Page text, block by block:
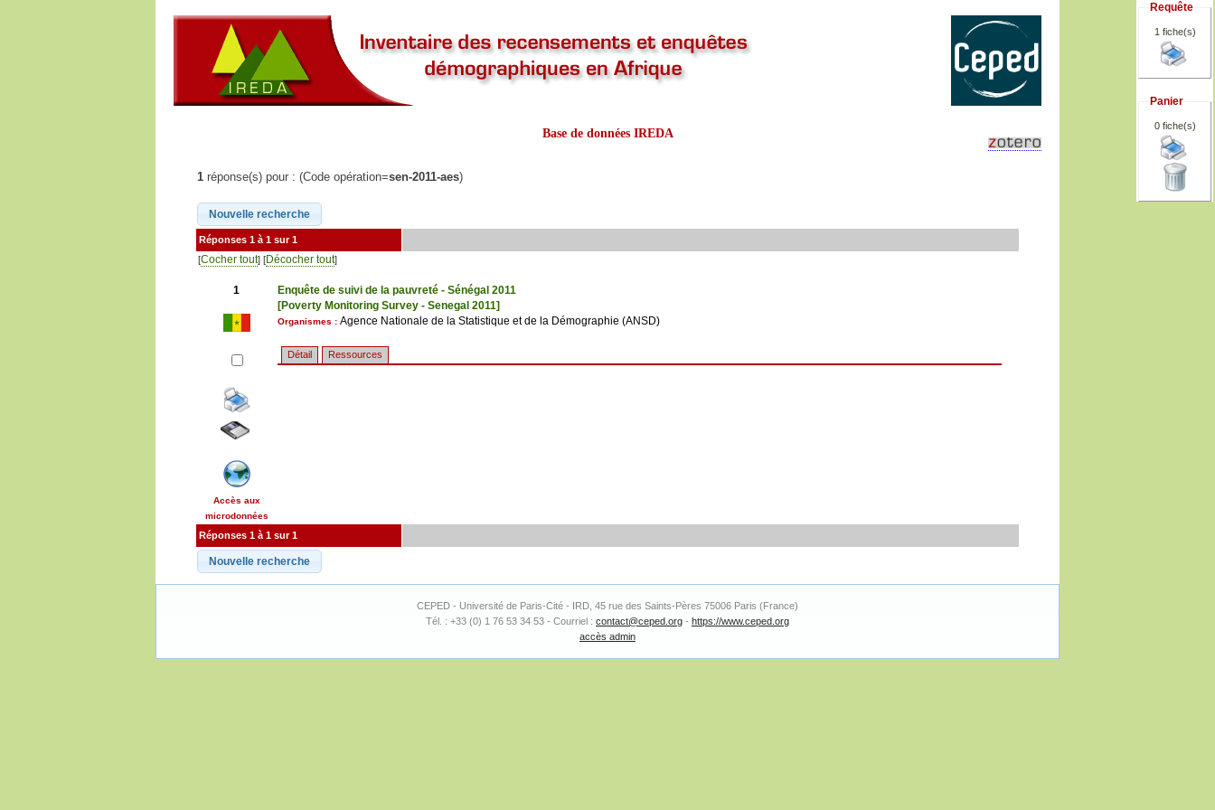
Base de données IREDA
Requête
1 fiche(s)
Panier
0fiche(s)
1 réponse(s) pour : (Code opération=sen-2011-aes)
Réponses 1 à 1 sur 1
[Cocher tout] [Décocher tout]
1
Accès aux
microdonnées
Enquête de suivi de la pauvreté - Sénégal 2011
[Poverty Monitoring Survey - Senegal 2011]
Organismes : Agence Nationale de la Statistique et de la Démographie (ANSD)
Détail Ressources
Réponses 1 à 1 sur 1
CEPED - Université de Paris-Cité - IRD, 45 rue des Saints-Pères 75006 Paris (France)
Tél. : +33 (0) 1 76 53 34 53 - Courriel : contact@ceped.org - https://www.ceped.org
accès admin